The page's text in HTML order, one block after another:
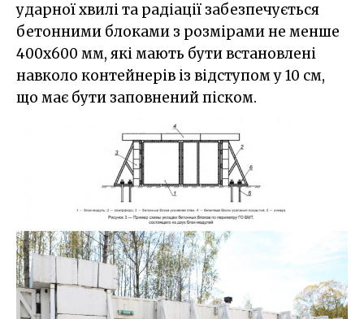
ударної хвилі та радіації забезпечується
бетонними блоками з розмірами не менше
400х600 мм, які мають бути встановлені
навколо контейнерів із відступом у 10 см,
що має бути заповнений піском.